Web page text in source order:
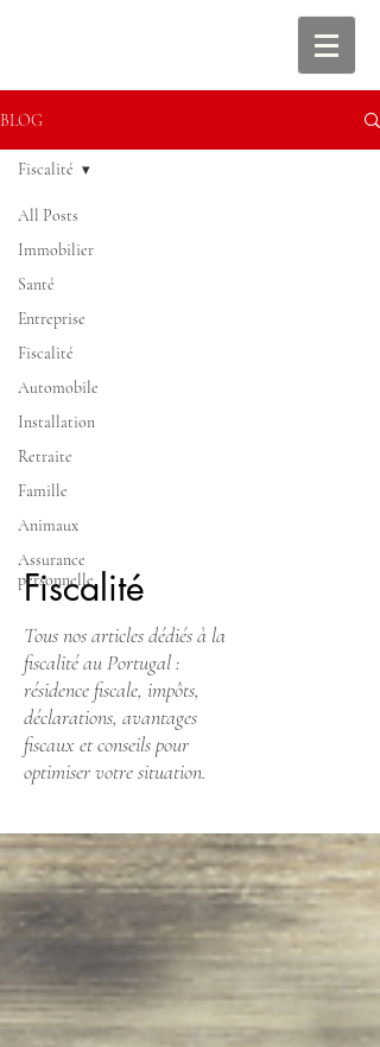
BLOG
All Posts
Immobilier
Santé
Entreprise
Fiscalité
Automobile
Installation
Retraite
Famille
Animaux
Assurance
personnelle
Fiscalité
Fiscalité
Tous nos articles dédiés à la
fiscalité au Portugal :
résidence fiscale, impôts,
déclarations, avantages
fiscaux et conseils pour
optimiser votre situation.